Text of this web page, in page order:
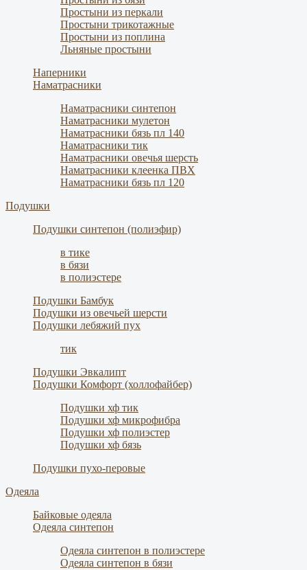
Простыни из перкали
Простыни трикотажные
Простыни из поплина
Льняные простыни
Наперники
Наматрасники
Наматрасники синтепон
Наматрасники мулетон
Наматрасники бязь пл 140
Наматрасники тик
Наматрасники овечья шерсть
Наматрасники клеенка ПВХ
Наматрасники бязь пл 120
Подушки
Подушки синтепон (полиэфир)
в тике
в бязи
в полиэстере
Подушки Бамбук
Подушки из овечьей шерсти
Подушки лебяжий пух
тик
Подушки Эвкалипт
Подушки Комфорт (холлофайбер)
Подушки хф тик
Подушки хф микрофибра
Подушки хф полиэстер
Подушки хф бязь
Подушки пухо-перовые
Одеяла
Байковые одеяла
Одеяла синтепон
Одеяла синтепон в полиэстере
Одеяла синтепон в бязи